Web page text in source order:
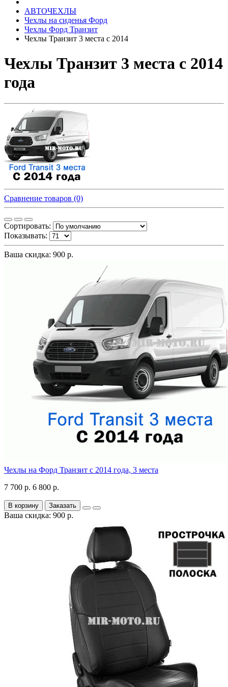
АВТОЧЕХЛЫ
Чехлы на сиденья Форд
Чехлы Форд Транзит
Чехлы Транзит 3 места с 2014
Чехлы Транзит 3 места с 2014
года
Сравнение товаров (0)
Сортировать:
Показывать:
Ваша скидка: 900 р.
Чехлы на Форд Транзит с 2014 года, 3 места
7 700 р. 6 800 р.
В корзину Заказать
Ваша скидка: 900 р.